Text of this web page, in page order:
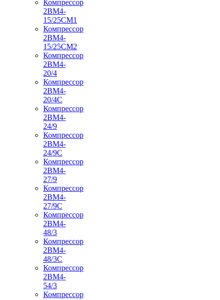
Компрессор
2ВМ4-
15/25СМ1
Компрессор
2ВМ4-
15/25СМ2
Компрессор
2ВМ4-
20/4
Компрессор
2ВМ4-
20/4С
Компрессор
2ВМ4-
24/9
Компрессор
2ВМ4-
24/9С
Компрессор
2ВМ4-
27/9
Компрессор
2ВМ4-
27/9С
Компрессор
2ВМ4-
48/3
Компрессор
2ВМ4-
48/3С
Компрессор
2ВМ4-
54/3
Компрессор